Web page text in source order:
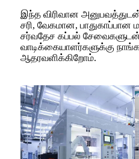
இந்த விரிவான
சரி, வேகமான,
சர்வதேச கப்பல்
வாடிக்கையாளர்களுக்கு
ஆதரவளிக்கிறோம்.